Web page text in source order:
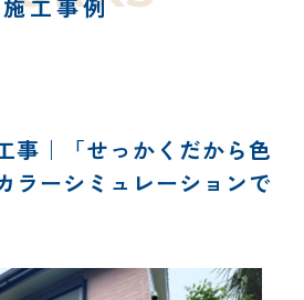
施工事例
事｜「せっかくだから色
ラーシミュレーションで